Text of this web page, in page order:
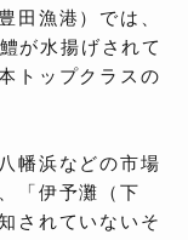
田漁港）では、
が水揚げされて
トップクラスの
幡浜などの市場
「伊予灘（下
されていないそ